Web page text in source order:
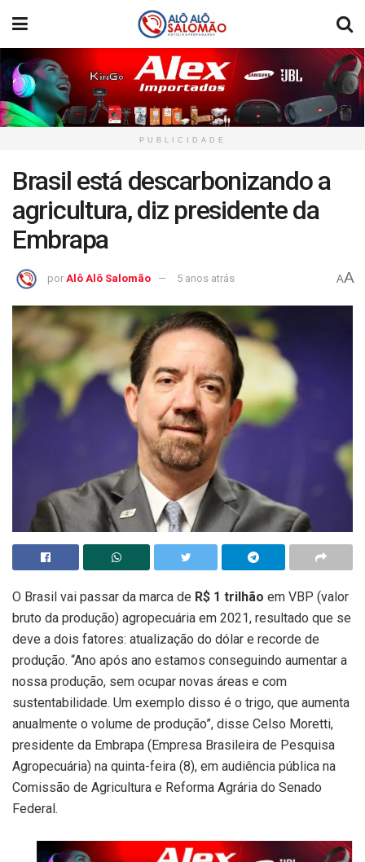
PUBLICIDADE
Brasil está descarbonizando a
agricultura, diz presidente da
Embrapa
por Alô Alô Salomão 5 anos atrás AA
O Brasil vai passar da marca de R$ 1 trilhão em VBP (valor
bruto da produção) agropecuária em 2021, resultado que se
deve a dois fatores: atualização do dólar e recorde de
produção. “Ano após ano estamos conseguindo aumentar a
nossa produção, sem ocupar novas áreas e com
sustentabilidade. Um exemplo disso é o trigo, que aumenta
anualmente o volume de produção”, disse Celso Moretti,
presidente da Embrapa (Empresa Brasileira de Pesquisa
Agropecuária) na quinta-feira (8), em audiência pública na
Comissão de Agricultura e Reforma Agrária do Senado
Federal.